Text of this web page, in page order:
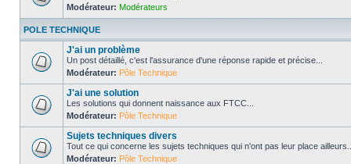
Modérateur: Modérateurs
POLE TECHNIQUE
J'ai un problème
Un post détaillé, c'est l'assurance d'une réponse rapide et précise...
Modérateur: Pôle Technique
J'ai une solution
Les solutions qui donnent naissance aux FTCC...
Modérateur: Pôle Technique
Sujets techniques divers
Tout ce qui concerne les sujets techniques qui n'ont pas leur place
Modérateur: Pôle Technique